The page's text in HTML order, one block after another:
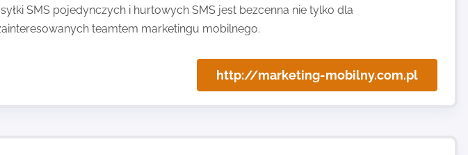
SMS pojedynczych i hurtowych SMS jest bezcenna nie tylko dla
teamtem marketingu mobilnego.
http://marketing-mobilny.com.pl